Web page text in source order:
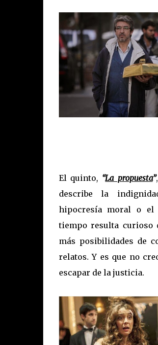
El quinto, “La propuesta”
describe la
hipocresía moral o
tiempo resulta curioso
más posibilidades de
relatos. Y es que no
escapar de la justicia.